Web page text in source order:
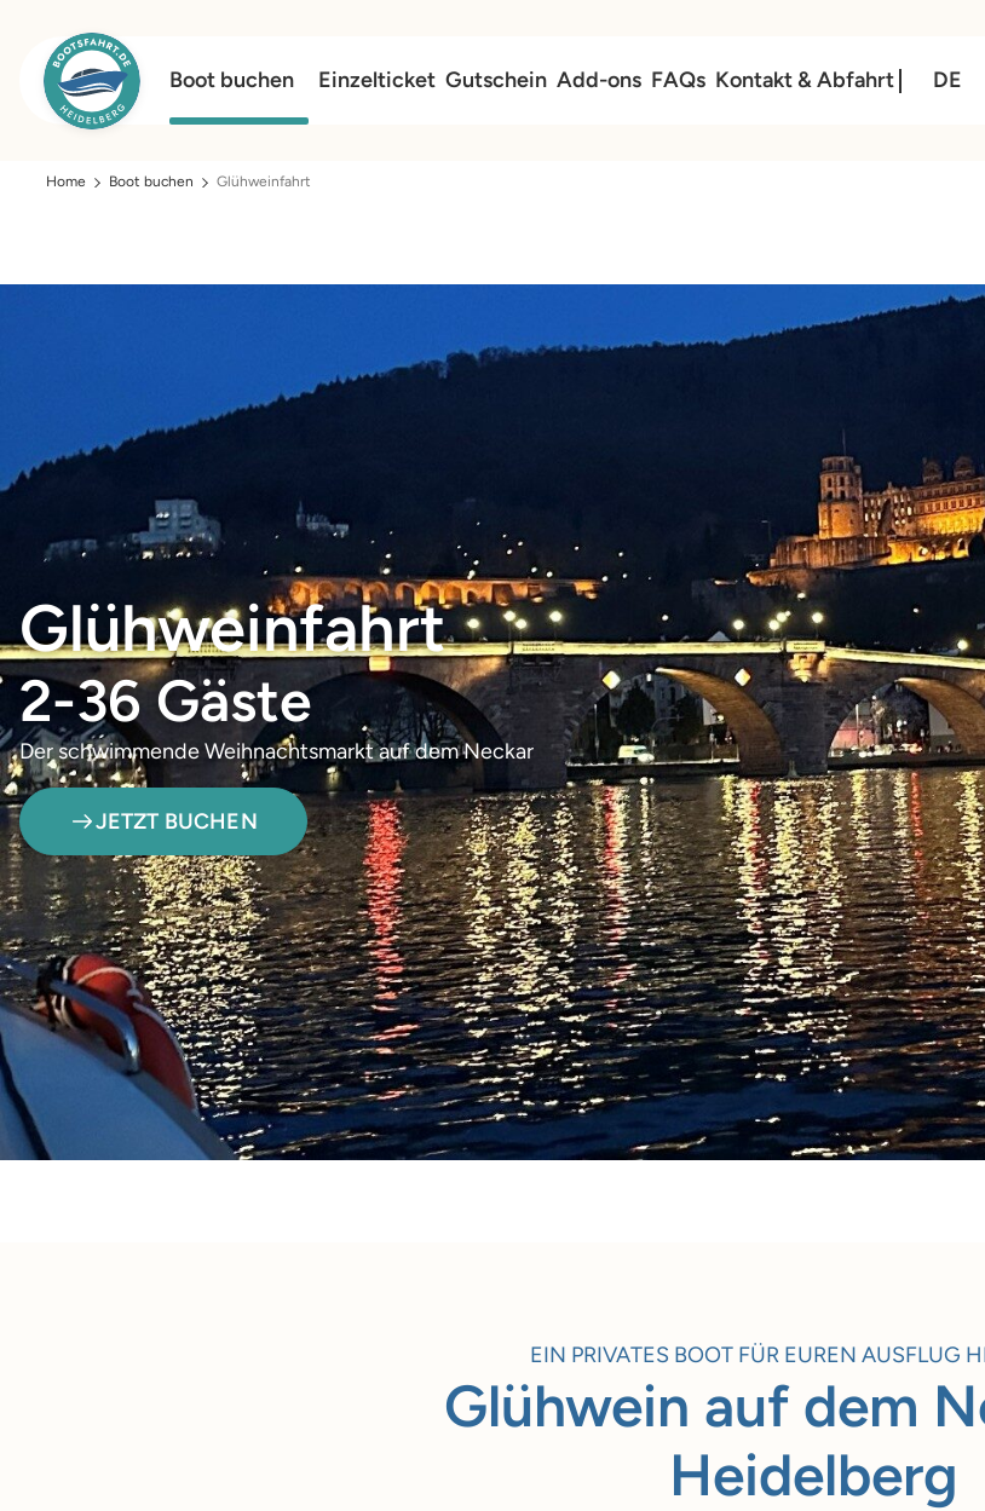
Boot buchen Einzelticket Gutschein Add-ons FAQs Kontakt & Abfahrt DE
Home Boot buchen Glühweinfahrt
Glühweinfahrt
2-36 Gäste
Der schwimmende Weihnachtsmarkt auf dem Neckar
JETZT BUCHEN
EIN PRIVATES BOOT FÜR EUREN AUSFLUG
Glühwein auf dem
Heidelberg